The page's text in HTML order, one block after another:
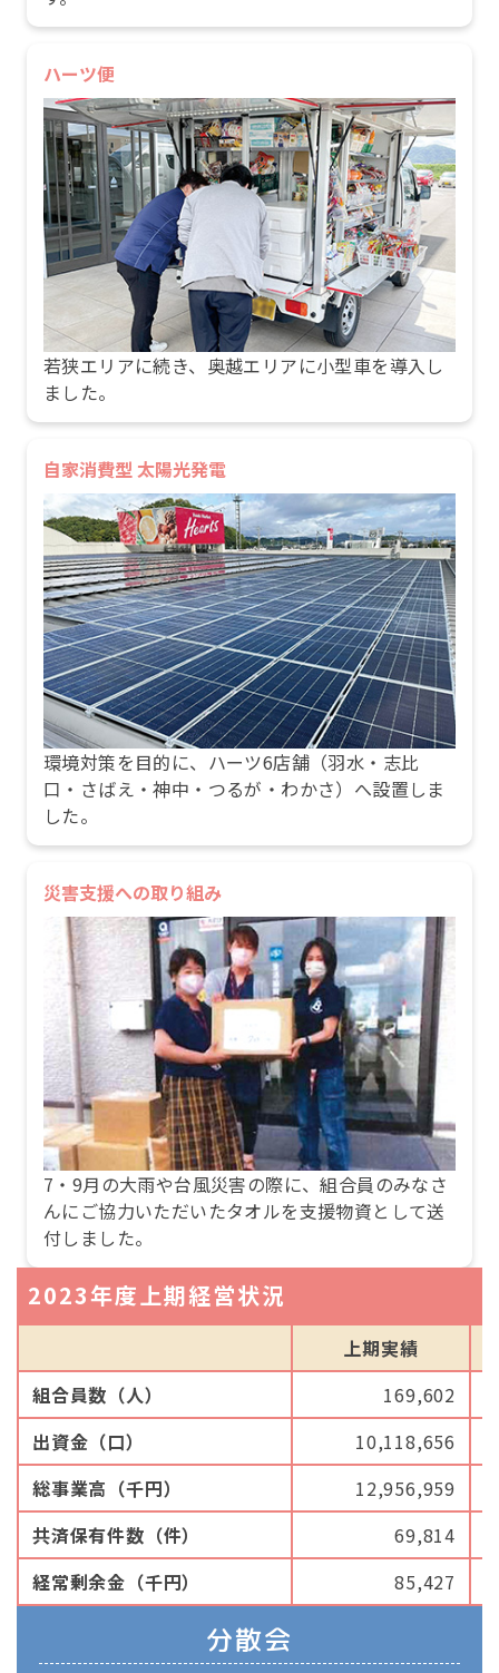
ハーツ便
若狭エリアに続き、奥越エリアに小型車を導入し
ました。
自家消費型 太陽光発電
環境対策を目的に、ハーツ6店舗（羽水・志比
口・さばえ・神中・つるが・わかさ）へ設置しま
した。
災害支援への取り組み
7・9月の大雨や台風災害の際に、組合員のみなさ
んにご協力いただいたタオルを支援物資として送
付しました。
2023年度上期経営状況
上期実績
組合員数（人）
169,602
出資金（口）
10,118,656
総事業高（千円）
12,956,959
共済保有件数（件）
69,814
経常剰余金（千円）
85,427
分散会